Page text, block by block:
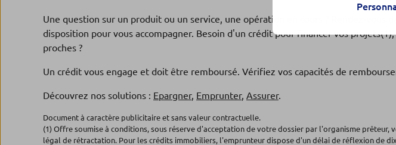
36130 DEOLS
Fermé aujourd'hui
5
28.51 km
Agence CHATEAUROUX HOTEL DE
Banque Populaire Val de France
Une question sur un produit ou un service, une opération en cours ? Rendez-vous
disposition pour vous accompagner. Besoin d'un crédit pour financer vos
proches ?
Un crédit vous engage et doit être remboursé. Vérifiez vos capacités de
Découvrez nos solutions : Epargner, Emprunter, Assurer.
Document à caractère publicitaire et sans valeur contractuelle.
(1) Offre soumise à conditions, sous réserve d'acceptation de votre dossier par l'organisme
légal de rétractation. Pour les crédits immobiliers, l'emprunteur dispose d'un délai de réflexion de